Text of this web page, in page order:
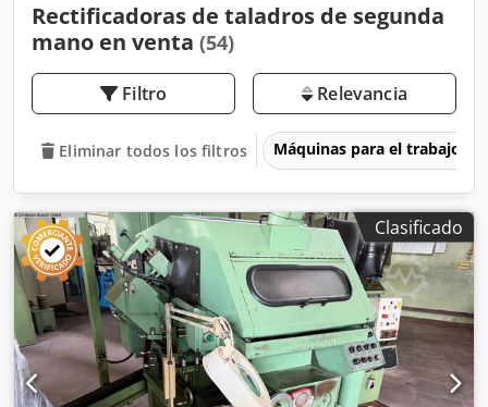
Rectificadoras de taladros de segunda
mano en venta (54)
Filtro Relevancia
Eliminar todos los filtros Máquinas para el trabajo
Clasificado